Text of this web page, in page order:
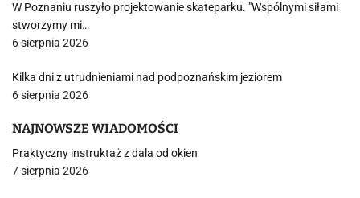
W Poznaniu ruszyło projektowanie skateparku. "Wspólnymi siłami
stworzymy mi…
6 sierpnia 2026
Kilka dni z utrudnieniami nad podpoznańskim jeziorem
6 sierpnia 2026
NAJNOWSZE WIADOMOŚCI
Praktyczny instruktaż z dala od okien
7 sierpnia 2026